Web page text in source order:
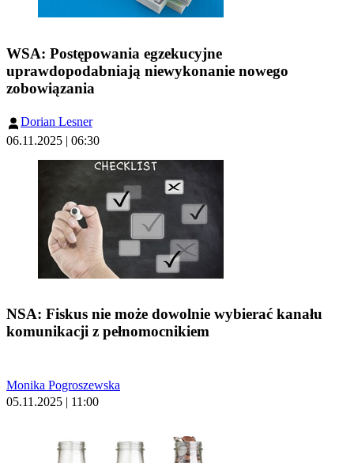
WSA: Postępowania egzekucyjne
uprawdopodabniają niewykonanie nowego
zobowiązania
Dorian Lesner
06.11.2025 | 06:30
NSA: Fiskus nie może dowolnie wybierać kanału
komunikacji z pełnomocnikiem
Monika Pogroszewska
05.11.2025 | 11:00